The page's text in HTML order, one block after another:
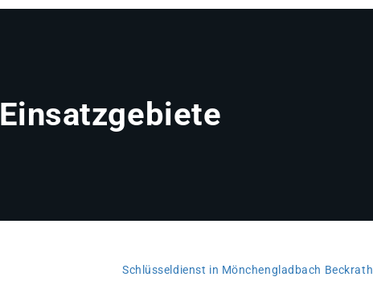
Einsatzgebiete
Schlüsseldienst in Mönchengladbach Beckrath